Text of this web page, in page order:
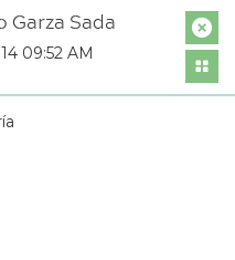
Garza Sada
09:52 AM